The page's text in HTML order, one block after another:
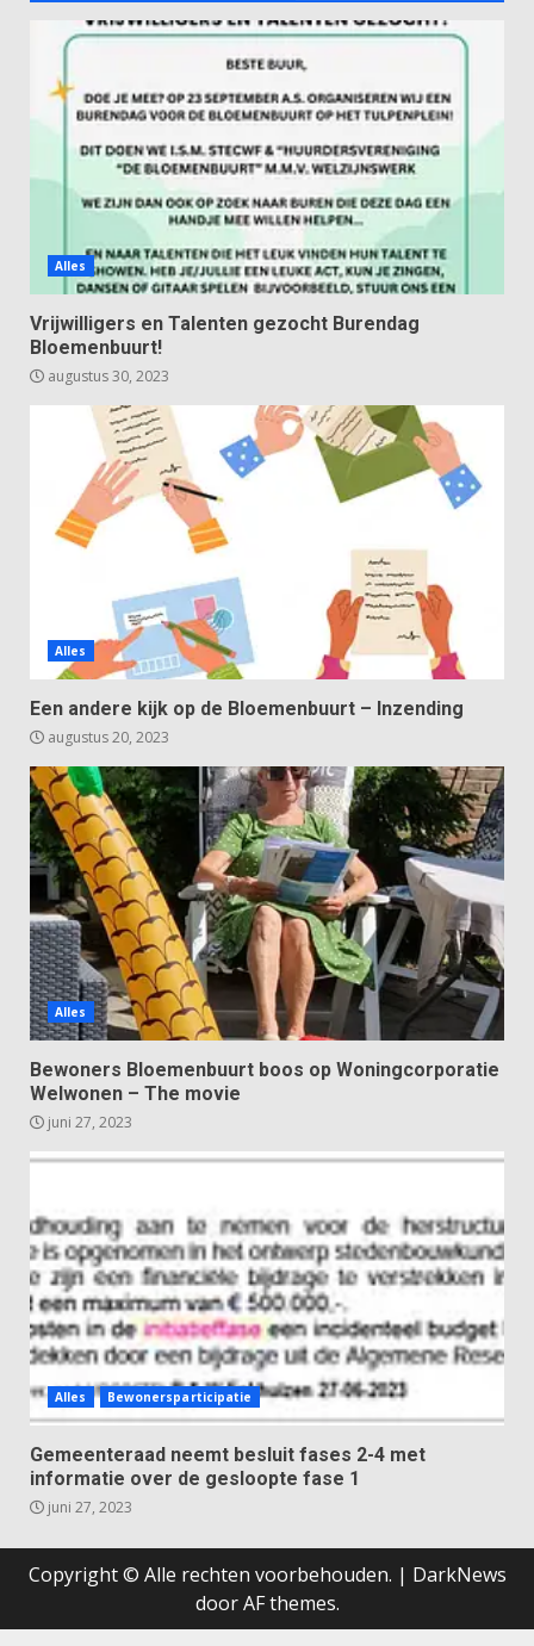
Alles
Vrijwilligers en Talenten gezocht Burendag
Bloemenbuurt!
augustus 30, 2023
Alles
Een andere kijk op de Bloemenbuurt – Inzending
augustus 20, 2023
Alles
Bewoners Bloemenbuurt boos op Woningcorporatie
Welwonen – The movie
juni 27, 2023
Alles Bewonersparticipatie
Gemeenteraad neemt besluit fases 2-4 met
informatie over de gesloopte fase 1
juni 27, 2023
Copyright © Alle rechten voorbehouden. | DarkNews
door AF themes.